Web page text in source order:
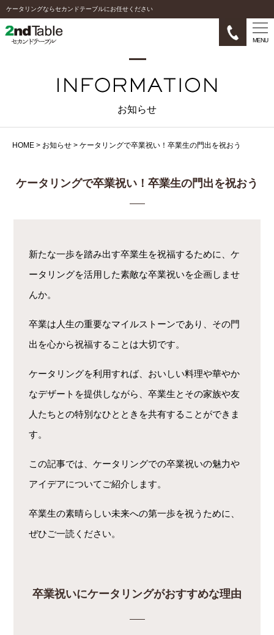
ケータリングならセカンドテーブルにお任せください
MENU
お知らせ
HOME > お知らせ > ケータリングで卒業祝い！卒業生の門出を祝おう
ケータリングで卒業祝い！卒業生の門出を祝おう
新たな一歩を踏み出す卒業生を祝福するために、ケ
ータリングを活用した素敵な卒業祝いを企画しませ
んか。
卒業は人生の重要なマイルストーンであり、その門
出を心から祝福することは大切です。
ケータリングを利用すれば、おいしい料理や華やか
なデザートを提供しながら、卒業生とその家族や友
人たちとの特別なひとときを共有することができま
す。
この記事では、ケータリングでの卒業祝いの魅力や
アイデアについてご紹介します。
卒業生の素晴らしい未来への第一歩を祝うために、
ぜひご一読ください。
卒業祝いにケータリングがおすすめな理由